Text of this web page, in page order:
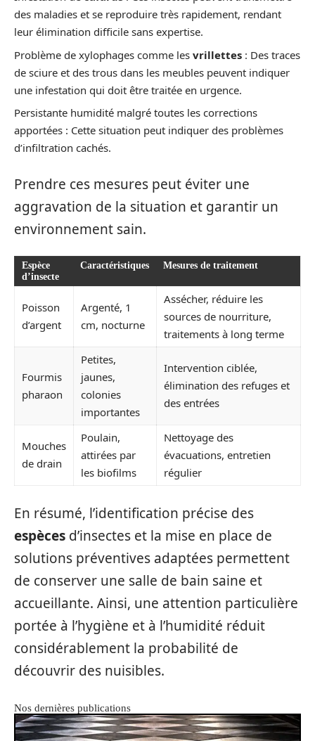
des maladies et se reproduire très rapidement, rendant
leur élimination difficile sans expertise.
Problème de xylophages comme les vrillettes : Des traces
de sciure et des trous dans les meubles peuvent indiquer
une infestation qui doit être traitée en urgence.
Persistante humidité malgré toutes les corrections
apportées : Cette situation peut indiquer des problèmes
d’infiltration cachés.
Prendre ces mesures peut éviter une
aggravation de la situation et garantir un
environnement sain.
Espèce
d’insecte
Caractéristiques Mesures de traitement
Poisson
d’argent
Argenté, 1
cm, nocturne
Assécher, réduire les
sources de nourriture,
traitements à long terme
Fourmis
pharaon
Petites,
jaunes,
colonies
importantes
Intervention ciblée,
élimination des refuges et
des entrées
Mouches
de drain
Poulain,
attirées par
les biofilms
Nettoyage des
évacuations, entretien
régulier
En résumé, l’identification précise des
espèces d’insectes et la mise en place de
solutions préventives adaptées permettent
de conserver une salle de bain saine et
accueillante. Ainsi, une attention particulière
portée à l’hygiène et à l’humidité réduit
considérablement la probabilité de
découvrir des nuisibles.
Nos dernières publications